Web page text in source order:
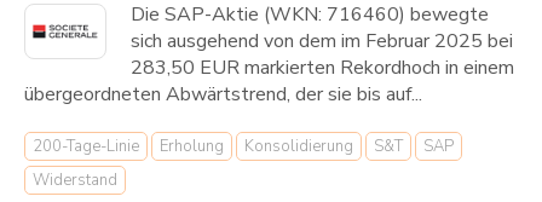
Die SAP-Aktie (WKN: 716460) bewegte
sich ausgehend von dem im Februar 2025 bei
283,50 EUR markierten Rekordhoch in einem
übergeordneten Abwärtstrend, der sie bis auf...
200-Tage-Linie Erholung Konsolidierung S&T
SAP
Widerstand